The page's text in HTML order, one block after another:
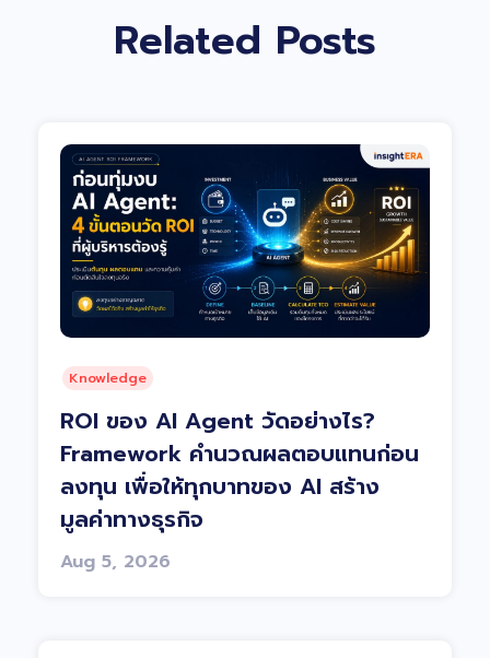
Related Posts
Knowledge
ROI ของ AI Agent วัดอย่างไร?
Framework คำนวณผลตอบแทนก่อน
ลงทุน เพื่อให้ทุกบาทของ AI สร้าง
มูลค่าทางธุรกิจ
Aug 5, 2026